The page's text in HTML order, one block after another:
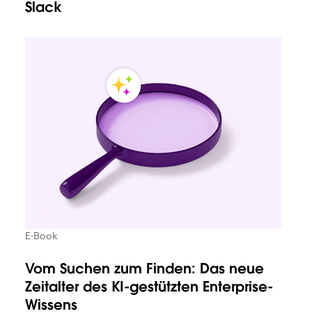
Slack
E-Book
Vom Suchen zum Finden: Das neue
Zeitalter des KI-gestützten Enterprise-
Wissens